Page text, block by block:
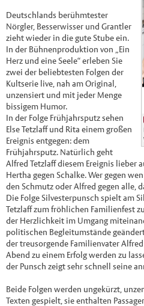
Deutschlands berühmtester
Nörgler, Besserwisser und Grantler
zieht wieder in die gute Stube ein.
In der Bühnenproduktion von „Ein
Herz und eine Seele“ erleben Sie
zwei der beliebtesten Folgen der
Kultserie live, nah am Original,
unzensiert und mit jeder Menge
bissigem Humor.
In der Folge Frühjahrsputz sehen
Else Tetzlaff und Rita einem großen
Ereignis entgegen: dem
Frühjahrsputz. Natürlich geht
Alfred Tetzlaff diesem Ereignis lieber
Hertha gegen Schalke. Wer gegen
den Schmutz oder Alfred gegen alle,
Die Folge Silvesterpunsch spielt am
Tetzlaff zum fröhlichen Familienfest
der Herzlichkeit im Umgang
politischen Begleitumstände
der treusorgende Familienvater
Abend zu einem Erfolg werden zu
der Punsch zeigt sehr schnell seine
Beide Folgen werden ungekürzt,
Texten gespielt, sie enthalten